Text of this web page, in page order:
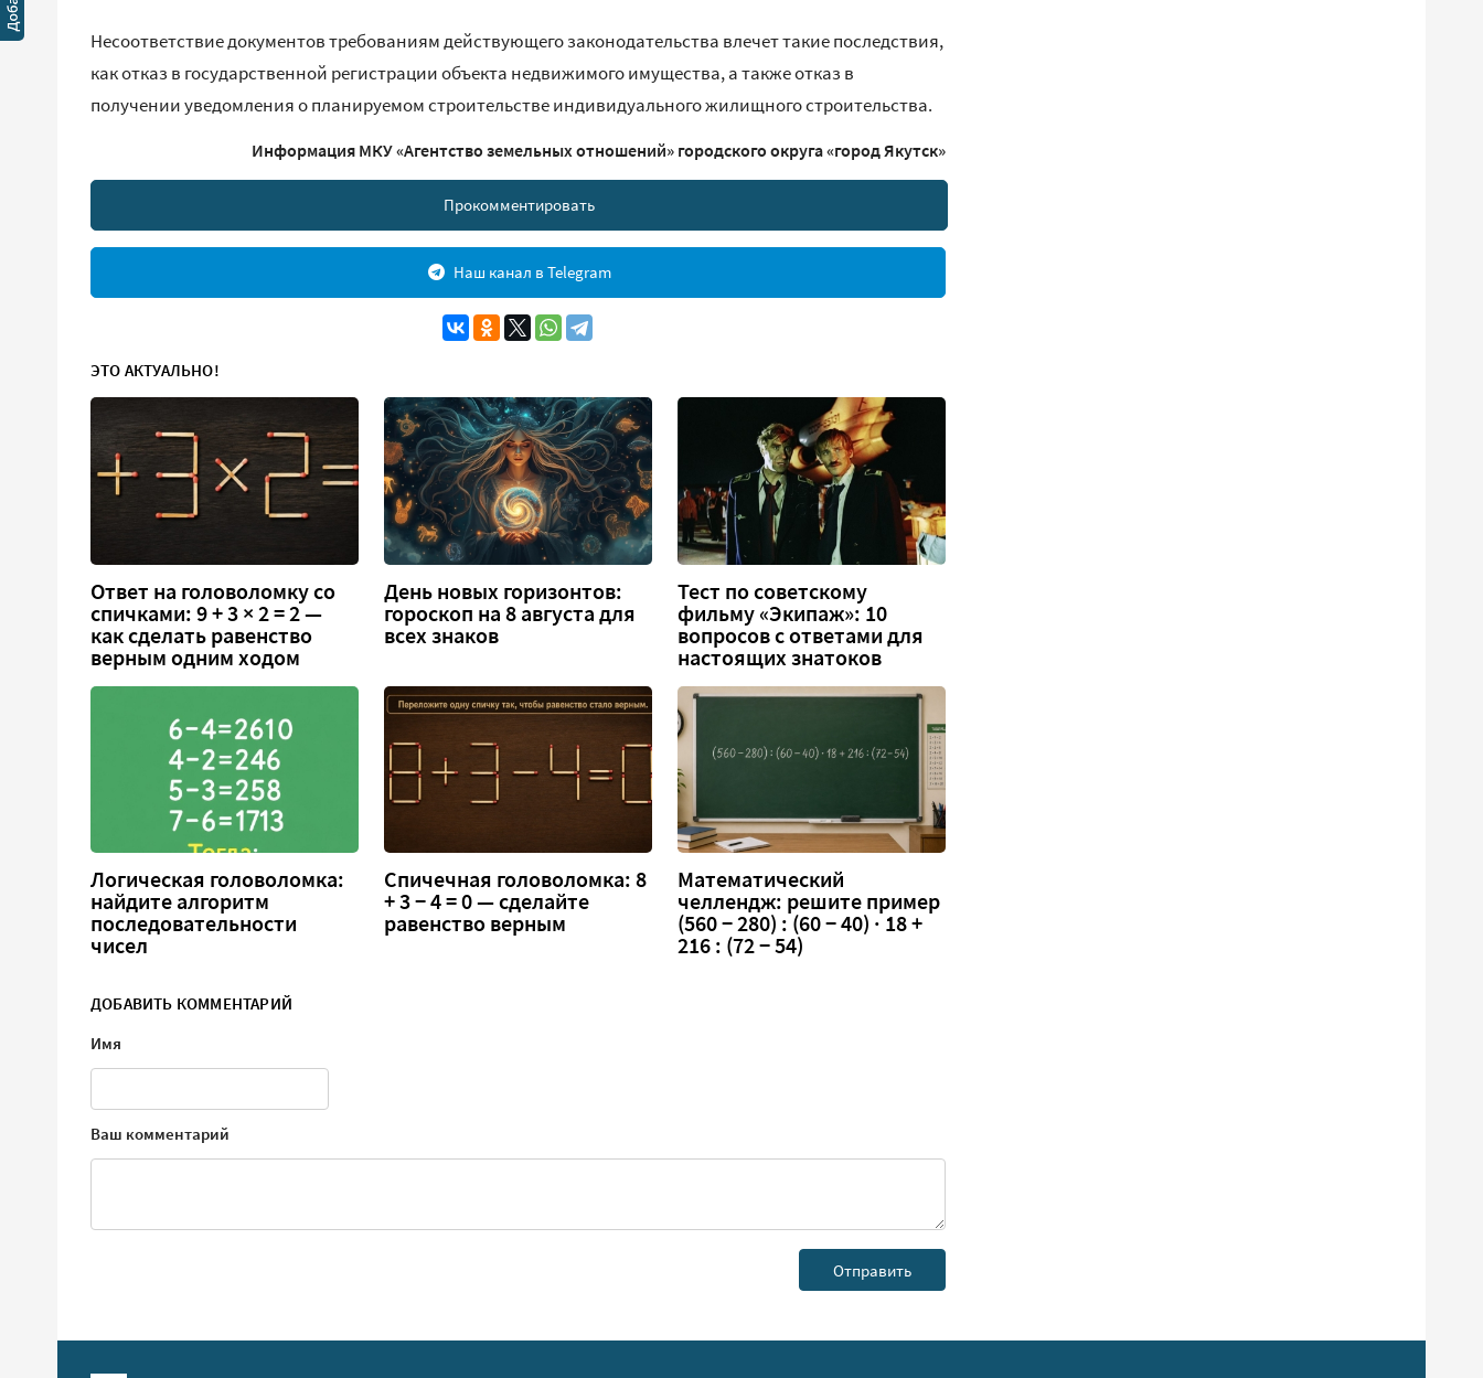
Несоответствие документов требованиям действующего законодательства влечет такие последствия,
как отказ в государственной регистрации объекта недвижимого имущества, а также отказ в
получении уведомления о планируемом строительстве индивидуального жилищного строительства.
Информация МКУ «Агентство земельных отношений» городского округа «город Якутск»
Прокомментировать
Наш канал в Telegram
ЭТО АКТУАЛЬНО!
Ответ на головоломку со
спичками: 9 + 3 × 2 = 2 —
как сделать равенство
верным одним ходом
День новых горизонтов:
гороскоп на 8 августа для
всех знаков
Тест по советскому
фильму «Экипаж»: 10
вопросов с ответами для
настоящих знатоков
Логическая головоломка:
найдите алгоритм
последовательности
чисел
Спичечная головоломка: 8
+ 3 − 4 = 0 — сделайте
равенство верным
Математический
челлендж: решите пример
(560 − 280) : (60 − 40) · 18 +
216 : (72 − 54)
ДОБАВИТЬ КОММЕНТАРИЙ
Имя
Ваш комментарий